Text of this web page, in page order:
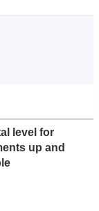
level for
up and